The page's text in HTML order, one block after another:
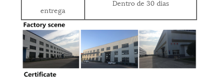
entrega
Dentro de 30 dias